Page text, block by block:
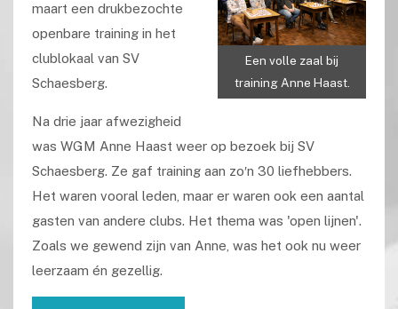
Een volle zaal bij
training Anne Haast.
maart een drukbezochte
openbare training in het
clublokaal van SV
Schaesberg.
Na drie jaar afwezigheid
was WGM Anne Haast weer op bezoek bij SV
Schaesberg. Ze gaf training aan zo′n 30 liefhebbers.
Het waren vooral leden, maar er waren ook een aantal
gasten van andere clubs. Het thema was 'open lijnen'.
Zoals we gewend zijn van Anne, was het ook nu weer
leerzaam én gezellig.